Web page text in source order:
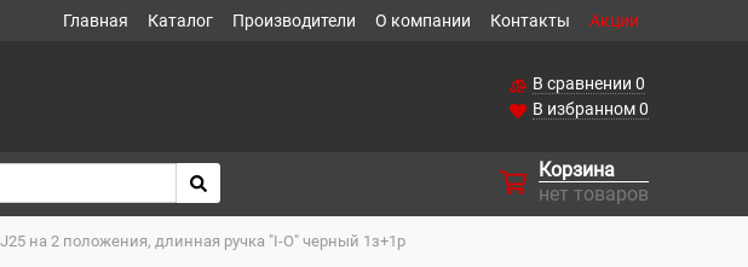
Главная Каталог Производители О компании Контакты Акции
В сравнении 0
В избранном0
Корзина
нет товаров
на 2 положения, длинная ручка "I-O" черный 1з+1р